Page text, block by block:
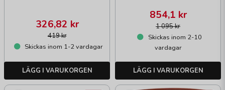
419 kr
326,82 kr
Skickas inom 1-2 vardagar
LÄGG I VARUKORGEN
1 095 kr
854,1 kr
Skickas inom 2-10
vardagar
LÄGG I VARUKORGEN